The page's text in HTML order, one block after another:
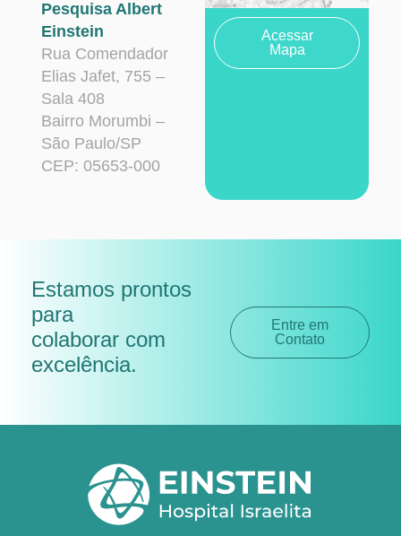
Pesquisa Albert
Einstein
Rua Comendador
Elias Jafet, 755 –
Sala 408
Bairro Morumbi –
São Paulo/SP
CEP: 05653-000
Acessar
Mapa
Estamos prontos
para
colaborar com
excelência.
Entre em
Contato